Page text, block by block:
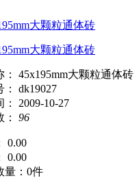
大颗粒通体砖
大颗粒通体砖
45x195mm大颗粒通体砖
dk19027
：
2009-10-27
96
0.00
0.00
： 0件